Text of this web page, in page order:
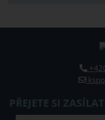
PŘEJETE SI